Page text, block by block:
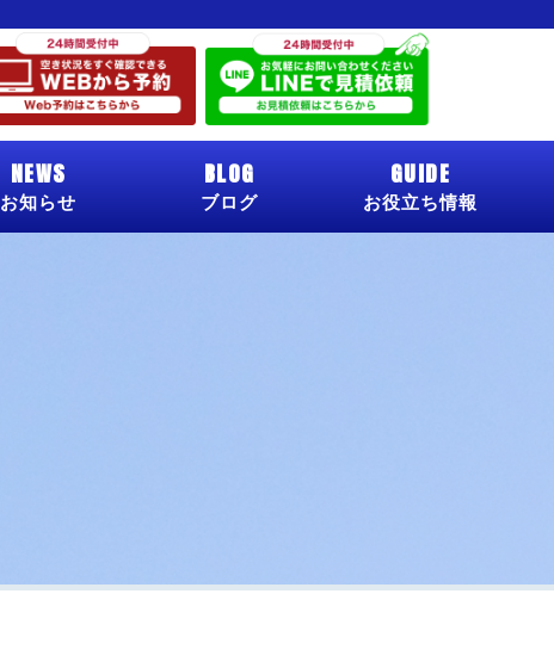
NEWS
お知らせ
BLOG
ブログ
GUIDE
お役立ち情報